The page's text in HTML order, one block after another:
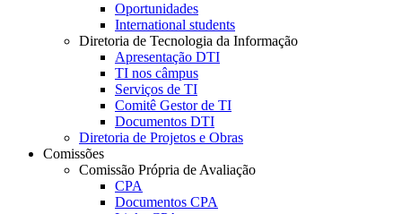
Oportunidades
International students
Diretoria de Tecnologia da Informação
Apresentação DTI
TI nos câmpus
Serviços de TI
Comitê Gestor de TI
Documentos DTI
Diretoria de Projetos e Obras
Comissões
Comissão Própria de Avaliação
CPA
Documentos CPA